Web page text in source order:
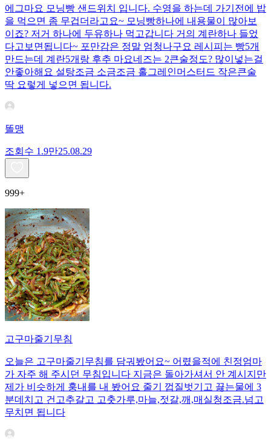
에그마요 모닝빵 샌드위치 입니다. 수영을 하는데 가기전에 밥
을 먹으면 좀 무겁더라고요~ 모닝빵하나에 내용물이 많아보
이죠? 저거 하나에 두유하나 먹고갑니다 거의 계란하나 들었
다고보면됩니다~ 포만감은 정말 엄청나구요 레시피는 빵5개
만드는데 계란5개랑 후추 마요네즈는 2큰술정도? 많이넣는걸
안좋아해요 설탕조금 소금조금 홀그레인머스터드 작은큰술
딱 요렇게 넣으면 됩니다.
똘맹
조회수 1.9만25.08.29
999+
고구마줄기무침
오늘은 고구마줄기무침를 담궈봤어요~ 어렸을적에 친정엄마
가 자주 해 주시던 무침입니다 지금은 돌아가셔서 안 계시지만
제가 비슷하게 훙내를 내 봤어요 줄기 껍질벗기고 끓는물에 3
분데치고 건고추갈고 고춧가루,마늘,젓갈,깨,매실청조금.넘고
무치면 됩니다